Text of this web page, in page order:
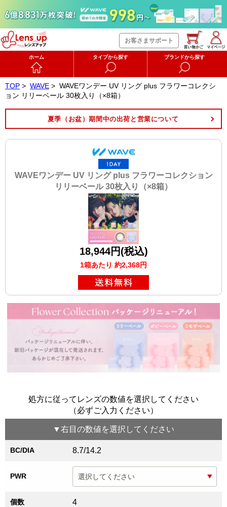
お客さまサポート
ホーム タイプから探す ブランドから探す
TOP > WAVE > WAVEワンデー UV リング plus フラワーコレクシ
ョン リリーベール 30枚入り（×8箱）
夏季（お盆）期間中の出荷と営業について
WAVEワンデー UV リング plus フラワーコレクション
リリーベール 30枚入り（×8箱）
18,944円(税込)
1箱あたり 約2,368円
処方に従ってレンズの数値を選択してください
（必ずご入力ください）
▼右目 の数値を選択してください
BC/DIA 8.7/14.2
PWR
個数 4